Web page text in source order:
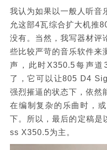
我认为如果以一般人听音
允这部4瓦综合扩大机推
没有。当然，我写器材评
些比较严苛的音乐软件来
声，此时X350.5每声道
了，它可以让805 D4
强烈摧逼的状态下，依然
在编制复杂的乐曲时，
下。所以，最后的定稿
ss X350.5为主。